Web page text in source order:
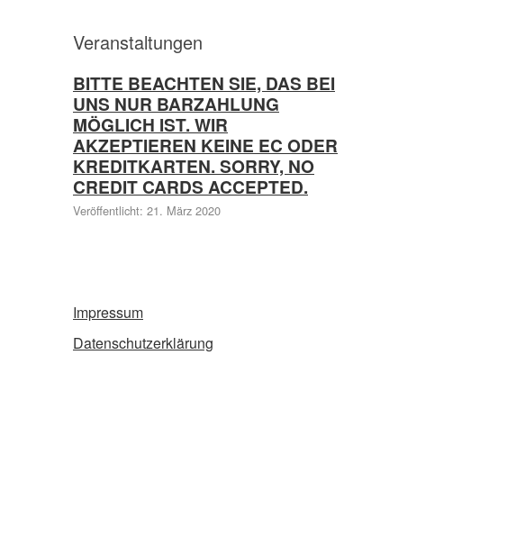
Veranstaltungen
BITTE BEACHTEN SIE, DAS BEI
UNS NUR BARZAHLUNG
MÖGLICH IST. WIR
AKZEPTIEREN KEINE EC ODER
KREDITKARTEN. SORRY, NO
CREDIT CARDS ACCEPTED.
Veröffentlicht: 21. März 2020
Impressum
Datenschutzerklärung